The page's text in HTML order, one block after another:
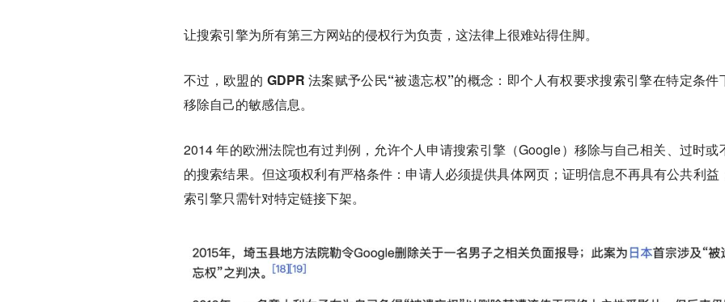
让搜索引擎为所有第三方网站的侵权行为负责，这法律上很难站得住脚。
不过， 欧盟的 GDPR 法案赋予公民“被遗忘权”的概念：即个人有权要求搜索引擎在特定条件
移除自己的敏感信息。
2014 年的欧洲法院也有过判例，允许个人申请搜索引擎（Google）移除与自己相关、过时或
的搜索结果。但这项权利有严格条件：申请人必须提供具体网页；证明信息不再具有公共利益
索引擎只需针对特定链接下架。